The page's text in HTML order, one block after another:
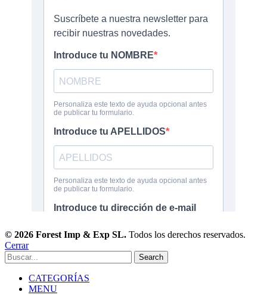
© 2026 Forest Imp & Exp SL. Todos los derechos reservados.
Cerrar
Search
CATEGORÍAS
MENU